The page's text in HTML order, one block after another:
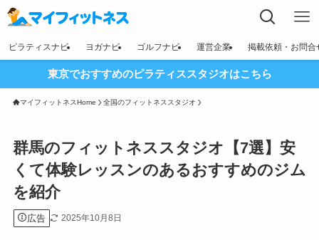
ピラティスナビ ヨガナビ ゴルフナビ 運営企業 掲載依頼・お問合
東京でおすすめのピラティススタジオはこちら
マイフィットネスHome 全国のフィットネススタジオ
群馬のフィットネススタジオ【7選】安
くて体験レッスンのあるおすすめのジム
を紹介
広告 2025年10月8日